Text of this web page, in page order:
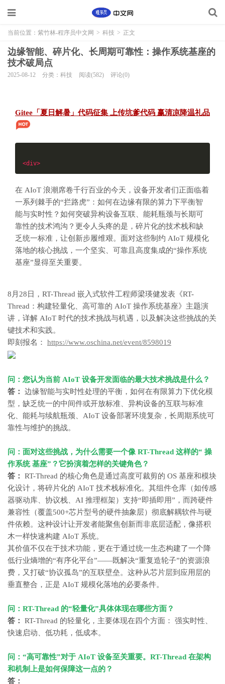
当前位置： 紫竹林-程序员中文网 > 科技 > 正文
边缘智能、碎片化、长周期可靠性：操作系统基座的
技术破局点
2025-08-12 分类：科技 阅读(582) 评论(0)
Gitee「夏日解暑」代码征集 上传坑爹代码 赢清凉降温礼品
<div>
在 AIoT 浪潮席卷千行百业的今天，设备开发者们正面临着
一系列棘手的“拦路虎”：如何在边缘有限的算力下平衡智
能与实时性？如何突破异构设备互联、能耗瓶颈与长期可
靠性的技术鸿沟？更令人头疼的是，碎片化的技术栈和缺
乏统一标准，让创新步履维艰。面对这些制约 AIoT 规模化
落地的核心挑战，一个坚实、可靠且高度集成的“操作系统
基座”显得至关重要。
8月28日，RT-Thread 嵌入式软件工程师梁瑛健发表《RT-
Thread：构建轻量化、高可靠的 AIoT 操作系统基座》主题演
讲，详解 AIoT 时代的技术挑战与机遇，以及解决这些挑战的关
键技术和实践。
即刻报名： https://www.oschina.net/event/8598019
问：您认为当前 AIoT 设备开发面临的最大技术挑战是什么？
答：
边缘智能与实时性处理的平衡，如何在有限算力下优化模
型，缺乏统一的中间件或开放标准、异构设备的互联与标准
化、能耗与续航瓶颈、AIoT 设备部署环境复杂，长周期系统可
靠性与维护的挑战。
问：面对这些挑战，为什么需要一个像 RT-Thread 这样的“ 操
作系统 基座”？它扮演着怎样的关键角色？
答：
RT-Thread 的核心角色是通过高度可裁剪的 OS 基座和模块
化设计，将碎片化的 AIoT 技术栈标准化。其组件仓库（如传感
器驱动库、协议栈、AI 推理框架）支持“即插即用”，而跨硬件
兼容性（覆盖500+芯片型号的硬件抽象层）彻底解耦软件与硬
件依赖。这种设计让开发者能聚焦创新而非底层适配，像搭积
木一样快速构建 AIoT 系统。
其价值不仅在于技术功能，更在于通过统一生态构建了一个降
低行业熵增的“有序化平台”——既解决“重复造轮子”的资源浪
费，又打破“协议孤岛”的互联壁垒。这种从芯片层到应用层的
垂直整合，正是 AIoT 规模化落地的必要条件。
问：RT-Thread 的“轻量化”具体体现在哪些方面？
答：
RT-Thread 的轻量化，主要体现在四个方面： 强实时性、
快速启动、低功耗，低成本。
问：“高可靠性”对于 AIoT 设备至关重要。RT-Thread 在架构
和机制上是如何保障这一点的？
答：